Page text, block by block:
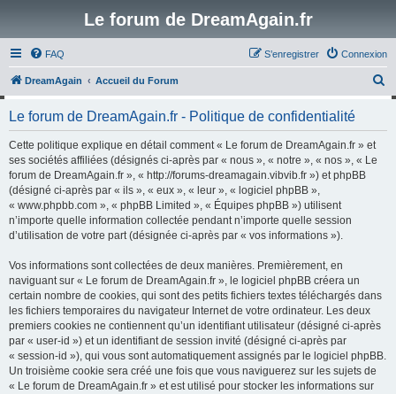
Le forum de DreamAgain.fr
FAQ Connexion
S’enregistrer
DreamAgain Accueil du Forum
Le forum de DreamAgain.fr - Politique de confidentialité
Cette politique explique en détail comment « Le forum de DreamAgain.fr » et
ses sociétés affiliées (désignés ci-après par « nous », « notre », « nos », « Le
forum de DreamAgain.fr », « http://forums-dreamagain.vibvib.fr ») et phpBB
(désigné ci-après par « ils », « eux », « leur », « logiciel phpBB »,
« www.phpbb.com », « phpBB Limited », « Équipes phpBB ») utilisent
n’importe quelle information collectée pendant n’importe quelle session
d’utilisation de votre part (désignée ci-après par « vos informations »).
Vos informations sont collectées de deux manières. Premièrement, en
naviguant sur « Le forum de DreamAgain.fr », le logiciel phpBB créera un
certain nombre de cookies, qui sont des petits fichiers textes téléchargés dans
les fichiers temporaires du navigateur Internet de votre ordinateur. Les deux
premiers cookies ne contiennent qu’un identifiant utilisateur (désigné ci-après
par « user-id ») et un identifiant de session invité (désigné ci-après par
« session-id »), qui vous sont automatiquement assignés par le logiciel phpBB.
Un troisième cookie sera créé une fois que vous naviguerez sur les sujets de
« Le forum de DreamAgain.fr » et est utilisé pour stocker les informations sur